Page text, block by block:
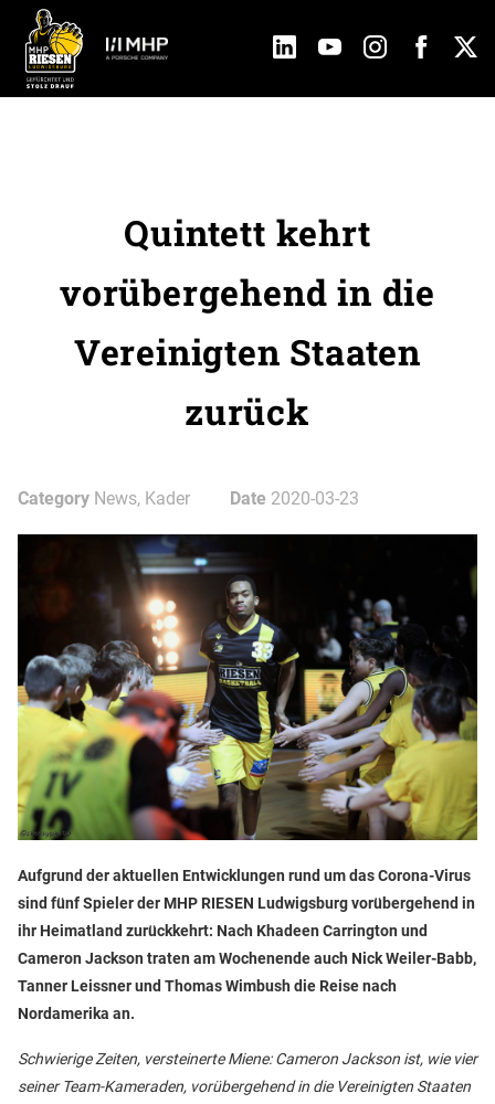
Quintett kehrt
vorübergehend in die
Vereinigten Staaten
zurück
Category News, Kader Date 2020-03-23
Aufgrund der aktuellen Entwicklungen rund um das Corona-Virus
sind fünf Spieler der MHP RIESEN Ludwigsburg vorübergehend in
ihr Heimatland zurückkehrt: Nach Khadeen Carrington und
Cameron Jackson traten am Wochenende auch Nick Weiler-Babb,
Tanner Leissner und Thomas Wimbush die Reise nach
Nordamerika an.
Schwierige Zeiten, versteinerte Miene: Cameron Jackson ist, wie vier
seiner Team-Kameraden, vorübergehend in die Vereinigten Staaten